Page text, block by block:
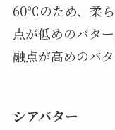
60℃のため、柔
点が低めのバタ
融点が高めのバ
シアバター